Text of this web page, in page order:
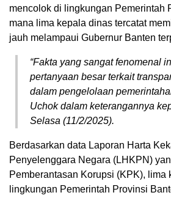
mencolok di lingkungan Pemerintah
mana lima kepala dinas tercatat
jauh melampaui Gubernur Banten
“Fakta yang sangat fenomenal
pertanyaan besar terkait
dalam pengelolaan
Uchok dalam keterangannya
Selasa (11/2/2025).
Berdasarkan data Laporan Harta
Penyelenggara Negara (LHKPN)
Pemberantasan Korupsi (KPK), lima
lingkungan Pemerintah Provinsi